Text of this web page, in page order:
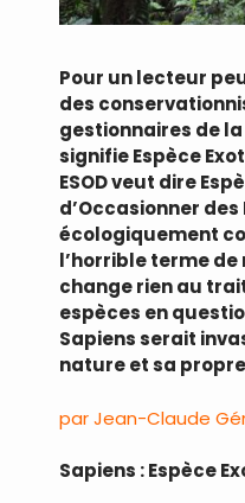
Pour un lecteur
des
gestionnaires de la
signifie Espèce
ESOD veut dire
d’Occasionner
écologiquement
l’horrible terme de
change rien au
espèces en
Sapiens serait
nature et sa
par Jean-Claude
Sapiens : Espèce